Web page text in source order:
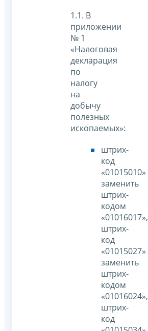
1.1. В
приложении
№ 1
«Налоговая
декларация
по
налогу
на
добычу
полезных
ископаемых»:
штрих-
код
«01015010»
заменить
штрих-
кодом
«01016017»,
штрих-
код
«01015027»
заменить
штрих-
кодом
«01016024»,
штрих-
код